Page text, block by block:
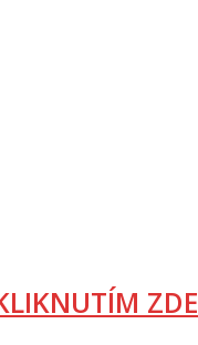
ZDE